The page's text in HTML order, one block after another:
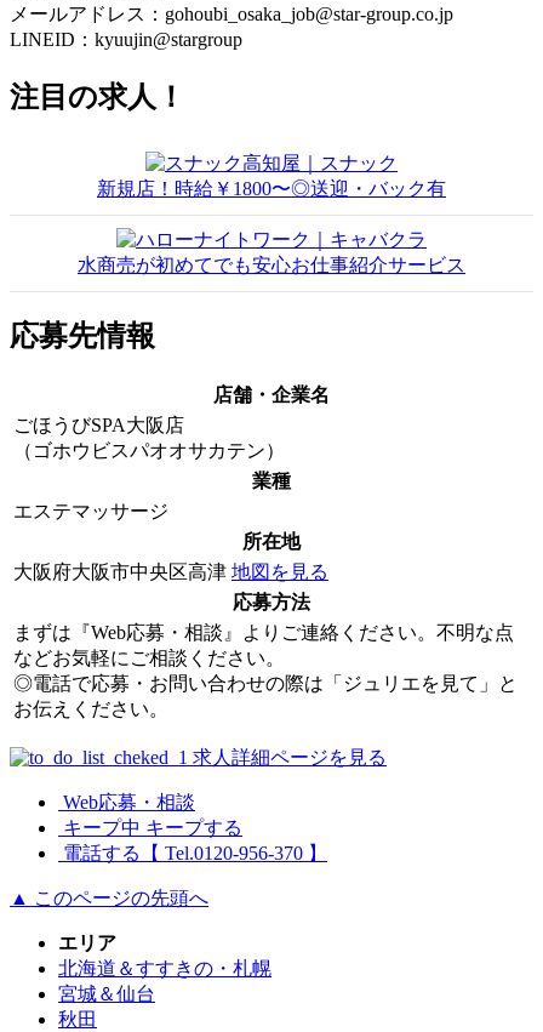
メールアドレス：gohoubi_osaka_job@star-group.co.jp
LINEID：kyuujin@stargroup
注目の求人！
新規店！時給￥1800〜◎送迎・バック有
水商売が初めてでも安心お仕事紹介サービス
応募先情報
店舗・企業名
ごほうびSPA大阪店
（ゴホウビスパオオサカテン）
業種
エステマッサージ
所在地
大阪府大阪市中央区高津 地図を見る
応募方法
まずは『Web応募・相談』よりご連絡ください。不明な点
などお気軽にご相談ください。
◎電話で応募・お問い合わせの際は「ジュリエを見て」と
お伝えください。
求人詳細ページを見る
Web応募・相談
キープ中 キープする
電話する【 Tel.0120-956-370 】
▲ このページの先頭へ
エリア
北海道＆すすきの・札幌
宮城＆仙台
秋田